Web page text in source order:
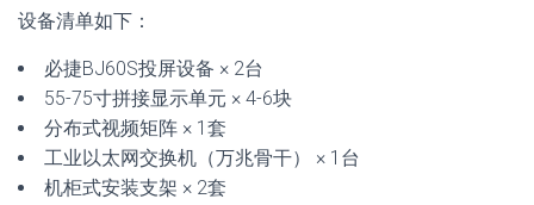
设备清单如下：
必捷BJ60S投屏设备 × 2台
55-75寸拼接显示单元 × 4-6块
分布式视频矩阵 × 1套
工业以太网交换机（万兆骨干） × 1台
机柜式安装支架 × 2套